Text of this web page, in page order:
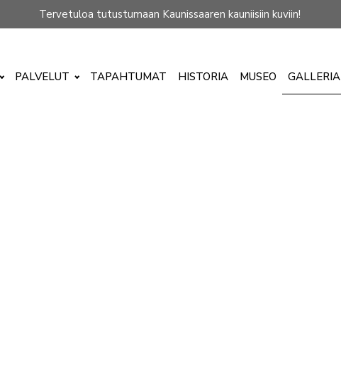
Tervetuloa tutustumaan Kaunissaaren kauniisiin kuviin!
PALVELUT TAPAHTUMAT HISTORIA MUSEO GALLERIA